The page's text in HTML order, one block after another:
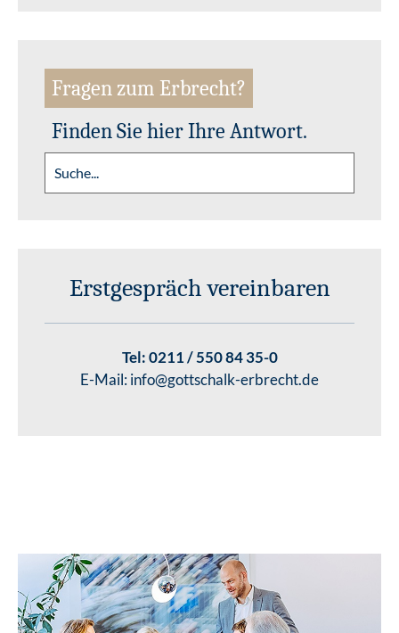
Fragen zum Erbrecht?
Finden Sie hier Ihre Antwort.
Erstgespräch vereinbaren
Tel:0211 / 550 84 35-0
E-Mail: info@gottschalk-erbrecht.de